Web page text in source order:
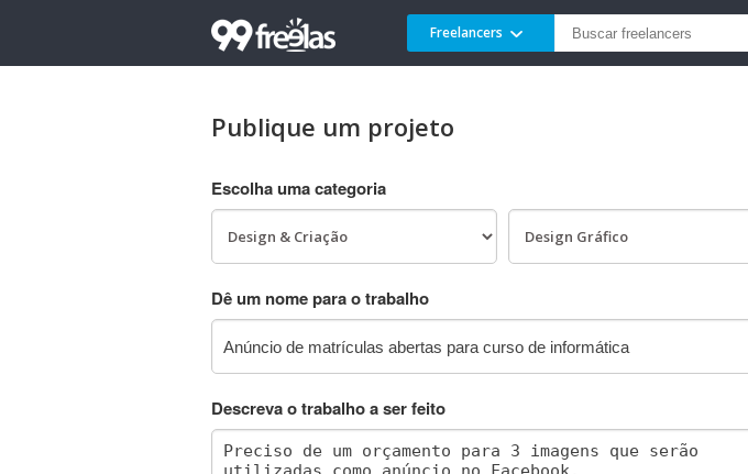
Freelancers
Publique um projeto
Escolha uma categoria
Dê um nome para o trabalho
Descreva o trabalho a ser feito